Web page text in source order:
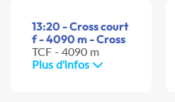
13:20 - Cross court
f - 4090 m - Cross
TCF - 4090 m
Plus d'infos